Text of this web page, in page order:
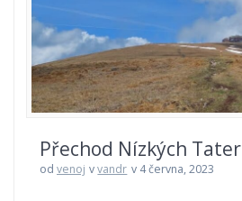
Přechod Nízkých Tater
od venoj vvandr v 4 června, 2023